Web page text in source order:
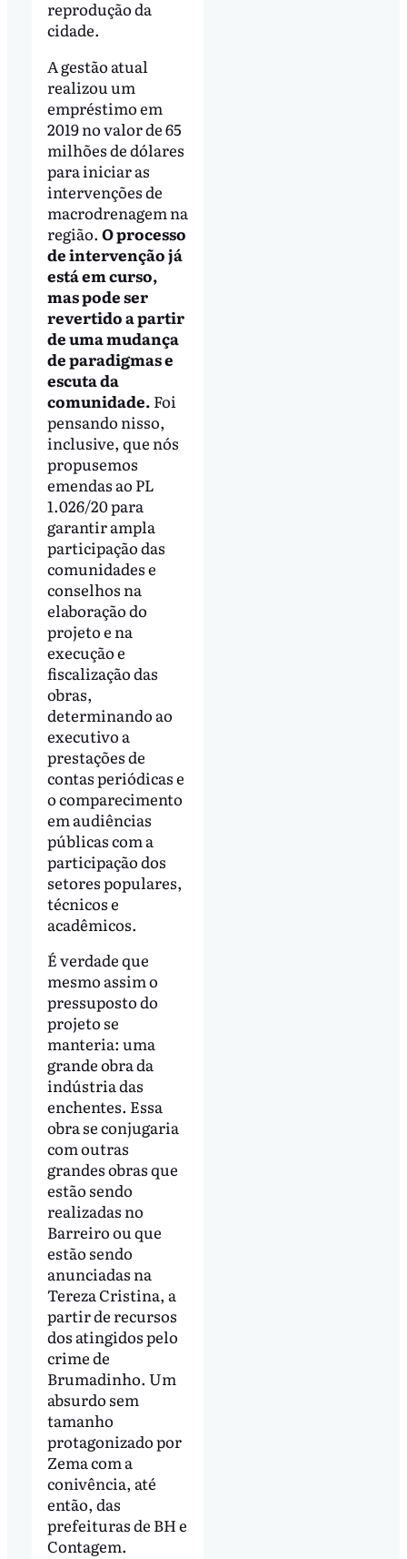
reprodução da
cidade.
A gestão atual
realizou um
empréstimo em
2019 no valor de 65
milhões de dólares
para iniciar as
intervenções de
macrodrenagem na
região. O processo
de intervenção já
está em curso,
mas pode ser
revertido a partir
de uma mudança
de paradigmas e
escuta da
comunidade. Foi
pensando nisso,
inclusive, que nós
propusemos
emendas ao PL
1.026/20 para
garantir ampla
participação das
comunidades e
conselhos na
elaboração do
projeto e na
execução e
fiscalização das
obras,
determinando ao
executivo a
prestações de
contas periódicas e
o comparecimento
em audiências
públicas com a
participação dos
setores populares,
técnicos e
acadêmicos.
É verdade que
mesmo assim o
pressuposto do
projeto se
manteria: uma
grande obra da
indústria das
enchentes. Essa
obra se conjugaria
com outras
grandes obras que
estão sendo
realizadas no
Barreiro ou que
estão sendo
anunciadas na
Tereza Cristina, a
partir de recursos
dos atingidos pelo
crime de
Brumadinho. Um
absurdo sem
tamanho
protagonizado por
Zema com a
conivência, até
então, das
prefeituras de BH e
Contagem.